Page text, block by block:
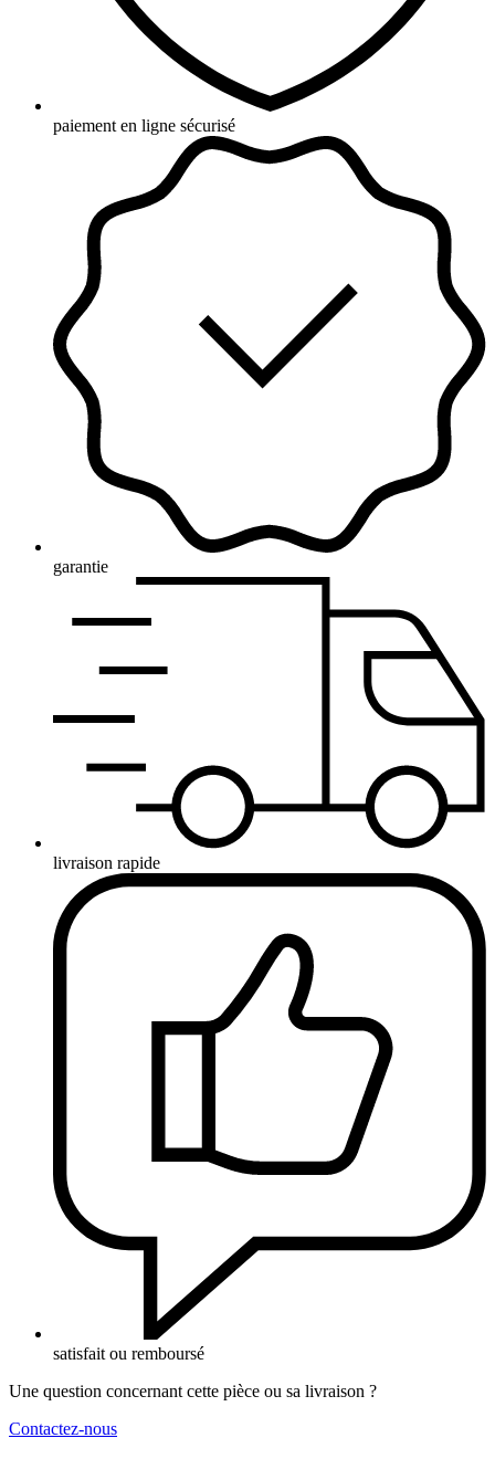
paiement en ligne sécurisé
garantie
livraison rapide
satisfait ou remboursé
Une question concernant cette pièce ou sa livraison ?
Contactez-nous